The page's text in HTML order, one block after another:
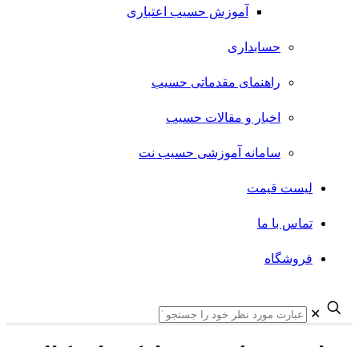
آموزش حسیب اعتباری
حسابداری
راهنمای مقدماتی حسیب
اخبار و مقالات حسیب
سامانه آموزشی حسیب نت
لیست قیمت
تماس با ما
فروشگاه
✕